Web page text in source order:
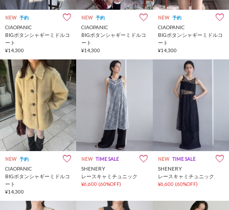
NEW 予約
CIAOPANIC
BIGボタンシャギーミドルコ
ート
¥14,300
NEW 予約
CIAOPANIC
BIGボタンシャギーミドルコ
ート
¥14,300
NEW 予約
CIAOPANIC
BIGボタンシャギーミドルコ
ート
¥14,300
NEW 予約
CIAOPANIC
BIGボタンシャギーミドルコ
ート
¥14,300
NEW TIME SALE
SHENERY
レースキャミチュニック
¥6,600 (60%OFF)
NEW TIME SALE
SHENERY
レースキャミチュニック
¥6,600 (60%OFF)